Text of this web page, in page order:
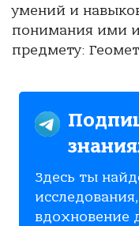
умений и
понимания ими
предмету:
Здесь ты
вдохновение